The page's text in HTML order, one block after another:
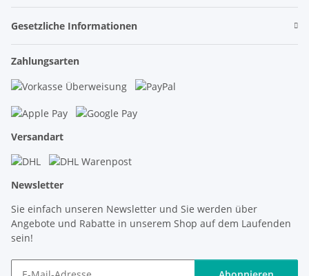
Gesetzliche Informationen
Zahlungsarten
Versandart
Newsletter
Sie einfach unseren Newsletter und Sie werden über
Angebote und Rabatte in unserem Shop auf dem Laufenden
sein!